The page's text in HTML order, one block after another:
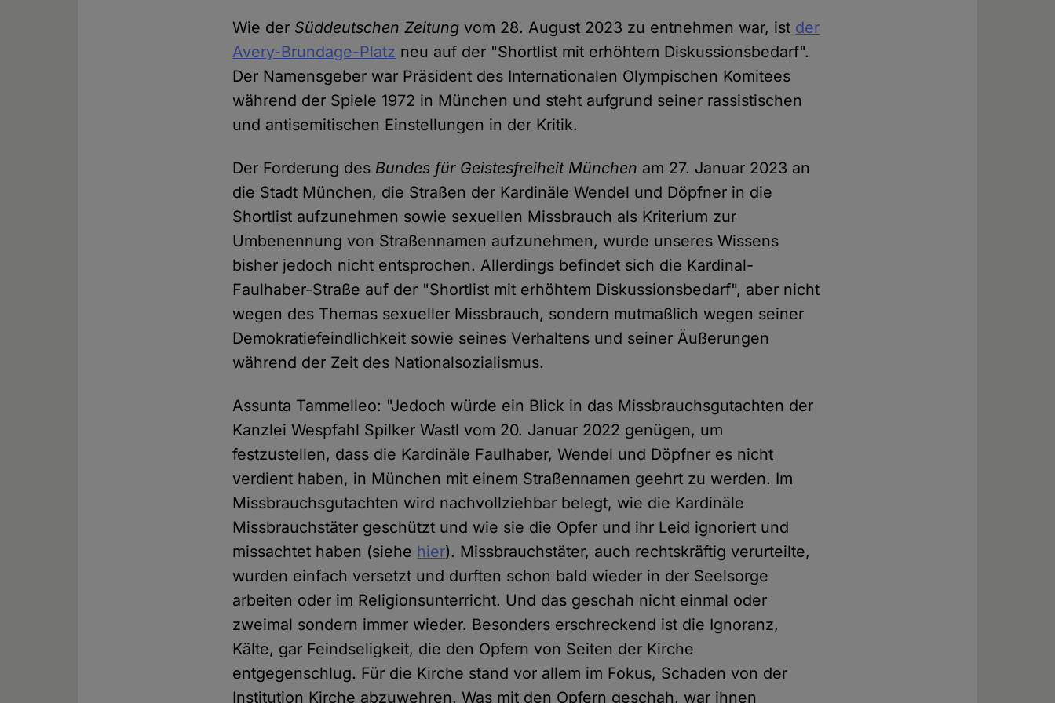
Wie der Süddeutschen Zeitung vom 28. August 2023 zu entnehmen war, ist der
Avery-Brundage-Platz neu auf der "Shortlist mit erhöhtem Diskussionsbedarf".
Der Namensgeber war Präsident des Internationalen Olympischen Komitees
während der Spiele 1972 in München und steht aufgrund seiner rassistischen
und antisemitischen Einstellungen in der Kritik.
Der Forderung des Bundes für Geistesfreiheit München am 27. Januar 2023 an
die Stadt München, die Straßen der Kardinäle Wendel und Döpfner in die
Shortlist aufzunehmen sowie sexuellen Missbrauch als Kriterium zur
Umbenennung von Straßennamen aufzunehmen, wurde unseres Wissens
bisher jedoch nicht entsprochen. Allerdings befindet sich die Kardinal-
Faulhaber-Straße auf der "Shortlist mit erhöhtem Diskussionsbedarf", aber nicht
wegen des Themas sexueller Missbrauch, sondern mutmaßlich wegen seiner
Demokratiefeindlichkeit sowie seines Verhaltens und seiner Äußerungen
während der Zeit des Nationalsozialismus.
Assunta Tammelleo: "Jedoch würde ein Blick in das Missbrauchsgutachten der
Kanzlei Wespfahl Spilker Wastl vom 20. Januar 2022 genügen, um
festzustellen, dass die Kardinäle Faulhaber, Wendel und Döpfner es nicht
verdient haben, in München mit einem Straßennamen geehrt zu werden. Im
Missbrauchsgutachten wird nachvollziehbar belegt, wie die Kardinäle
Missbrauchstäter geschützt und wie sie die Opfer und ihr Leid ignoriert und
missachtet haben (siehe hier). Missbrauchstäter, auch rechtskräftig verurteilte,
wurden einfach versetzt und durften schon bald wieder in der Seelsorge
arbeiten oder im Religionsunterricht. Und das geschah nicht einmal oder
zweimal sondern immer wieder. Besonders erschreckend ist die Ignoranz,
Kälte, gar Feindseligkeit, die den Opfern von Seiten der Kirche
entgegenschlug. Für die Kirche stand vor allem im Fokus, Schaden von der
Institution Kirche abzuwehren. Was mit den Opfern geschah, war ihnen